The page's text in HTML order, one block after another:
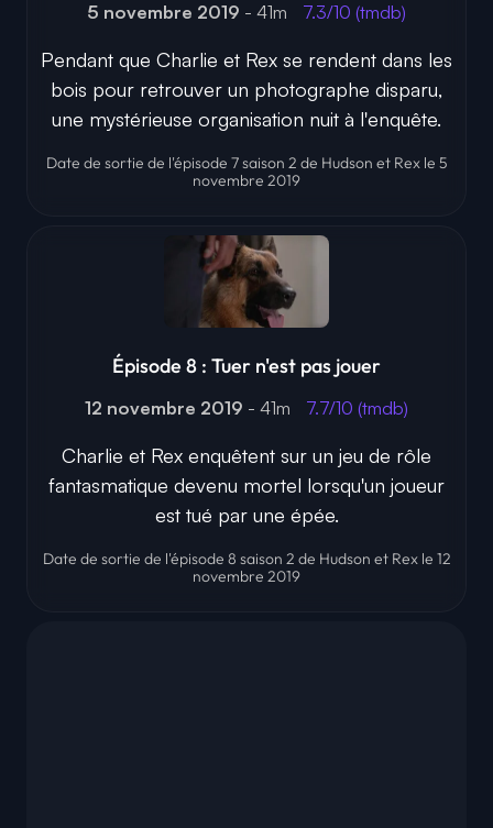
5 novembre 2019 - 41m 7.3/10 (tmdb)
Pendant que Charlie et Rex se rendent dans les
bois pour retrouver un photographe disparu,
une mystérieuse organisation nuit à l'enquête.
Date de sortie de l'épisode 7 saison 2 de Hudson et Rex le 5
novembre 2019
Épisode 8 : Tuer n'est pas jouer
12 novembre 2019 - 41m 7.7/10 (tmdb)
Charlie et Rex enquêtent sur un jeu de rôle
fantasmatique devenu mortel lorsqu'un joueur
est tué par une épée.
Date de sortie de l'épisode 8 saison 2 de Hudson et Rex le 12
novembre 2019